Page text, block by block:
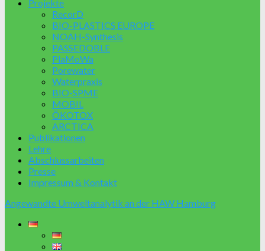
Projekte
RecorD
BIO-PLASTICS EUROPE
NOAH-Synthesis
PASSEDOBLE
PlaMoWa
Porewater
Waterpraxis
BIO-SPME
MOBIL
ÖKOTOX
ARCTICA
Publikationen
Lehre
Abschlussarbeiten
Presse
Impressum & Kontakt
Angewandte Umweltanalytik an der HAW Hamburg